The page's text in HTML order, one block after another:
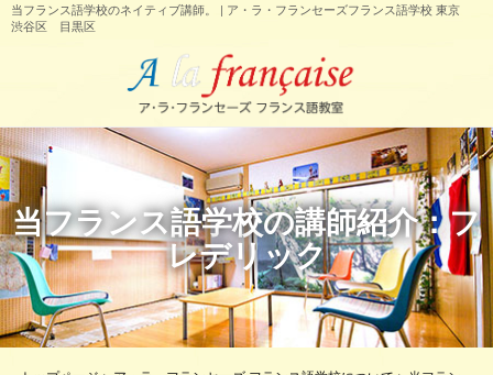
当フランス語学校のネイティブ講師。 | ア・ラ・フランセーズフランス語学校 東京
渋谷区 目黒区
当フランス語学校の講師紹介：フ
レデリック